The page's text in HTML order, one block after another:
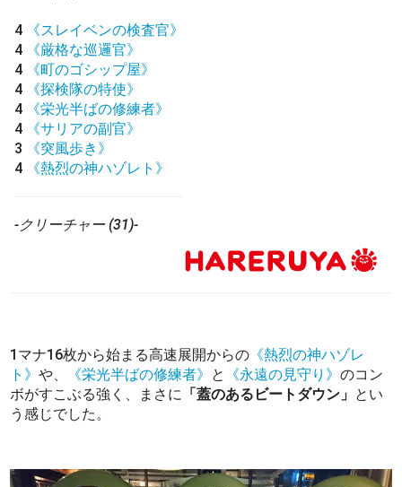
4
《スレイベンの検査官》
4
《厳格な巡邏官》
4
《町のゴシップ屋》
4
《探検隊の特使》
4
《栄光半ばの修練者》
4
《サリアの副官》
3
《突風歩き》
4
《熱烈の神ハゾレト》
-クリーチャー (31)-
1マナ16枚から始まる高速展開からの 《熱烈の神ハゾレ
ト》や、 《栄光半ばの修練者》 と 《永遠の見守り》のコン
ボがすこぶる強く、まさに 「蓋のあるビートダウン」 とい
う感じでした。